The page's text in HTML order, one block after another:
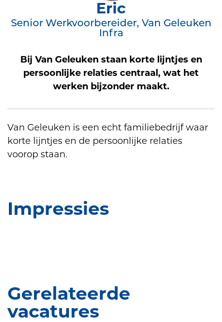
Bij Van Geleuken staan korte lijntjes en
persoonlijke relaties centraal, wat het
werken bijzonder maakt.
Eric
Senior Werkvoorbereider, Van Geleuken
Infra
Van Geleuken is een echt familiebedrijf waar
korte lijntjes en de persoonlijke relaties
voorop staan.
Impressies
Gerelateerde
vacatures